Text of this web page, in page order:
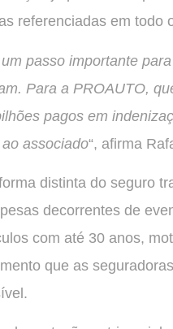
referenciadas em todo
passo importante
Para a PROAUTO,
pagos em
associado“, afirma
distinta do seguro
decorrentes de
com até 30 anos,
que as